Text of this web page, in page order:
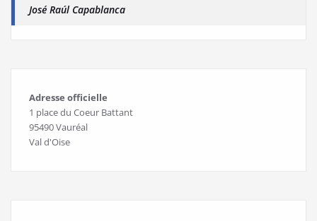
José Raúl Capablanca
Adresse officielle
1 place du Coeur Battant
95490 Vauréal
Val d'Oise